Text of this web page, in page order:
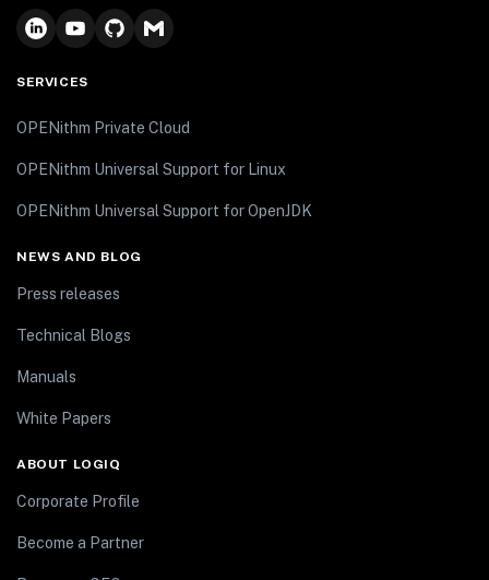
SERVICES
OPENithm Private Cloud
OPENithm Universal Support for Linux
OPENithm Universal Support for OpenJDK
NEWS AND BLOG
Press releases
Technical Blogs
Manuals
White Papers
ABOUT LOGIQ
Corporate Profile
Become a Partner